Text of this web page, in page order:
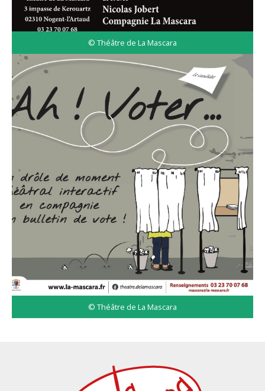
© Théâtre de La Mascara
© Théâtre de La Mascara